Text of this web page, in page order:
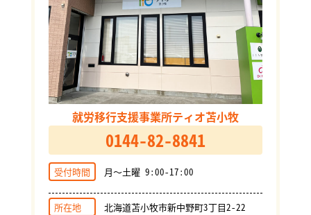
就労移行支援事業所ティオ苫小牧
0144-82-8841
受付時間 月～土曜 9:00-17:00
所在地 北海道苫小牧市新中野町3丁目2-22